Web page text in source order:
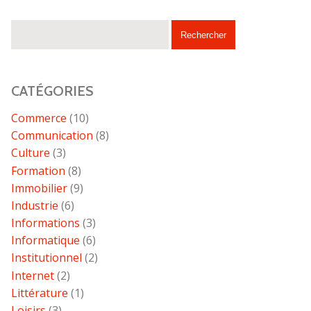
CATÉGORIES
Commerce (10)
Communication (8)
Culture (3)
Formation (8)
Immobilier(9)
Industrie (6)
Informations (3)
Informatique (6)
Institutionnel (2)
Internet(2)
Littérature (1)